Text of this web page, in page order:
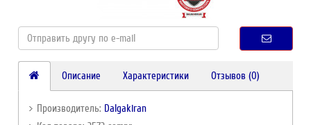
Описание Характеристики Отзывов (0)
Производитель: Dalgakiran